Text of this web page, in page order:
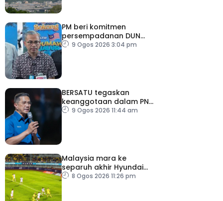
PM beri komitmen
persempadanan DUN
Sarawak, minta laporan
9 Ogos 2026 3:04 pm
BERSATU tegaskan
keanggotaan dalam PN
masih sah
9 Ogos 2026 11:44 am
Malaysia mara ke
separuh akhir Hyundai
ASEAN Cup
8 Ogos 2026 11:26 pm